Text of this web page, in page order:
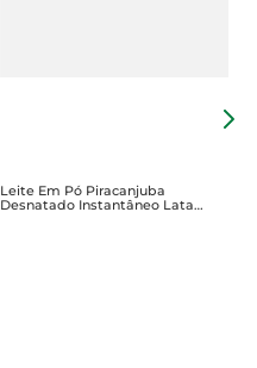
Leite Em Pó Piracanjuba
Desnatado Instantâneo Lata